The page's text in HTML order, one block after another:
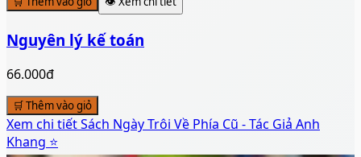
Nguyên lý kế toán
66.000đ
🛒 Thêm vào giỏ
Xem chi tiếtSách Ngày Trôi Về Phía Cũ - Tác Giả Anh
Khang ⭐